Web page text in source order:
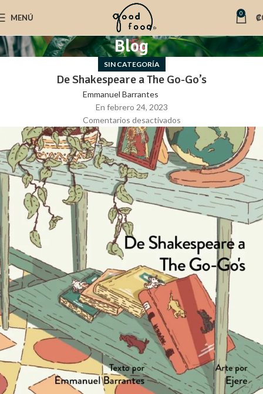
MENÚ 0 ₡
Blog
SIN CATEGORÍA
De Shakespeare a The Go-Go’s
Emmanuel Barrantes
En febrero 24, 2023
Comentarios desactivados